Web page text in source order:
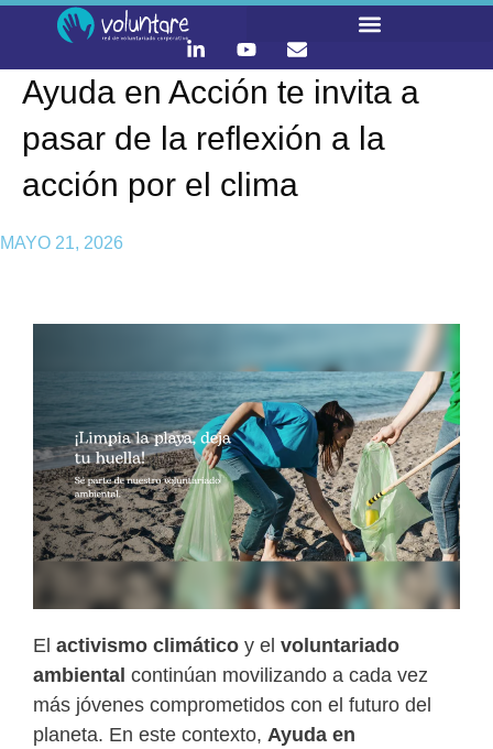
Ayuda en Acción te invita a
pasar de la reflexión a la
acción por el clima
MAYO 21, 2026
El activismo climático y el voluntariado
ambiental continúan movilizando a cada vez
más jóvenes comprometidos con el futuro del
planeta. En este contexto, Ayuda en